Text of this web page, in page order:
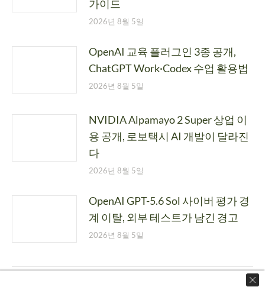
가이드
2026년 8월 5일
OpenAI 교육 플러그인 3종 공개,
ChatGPT Work·Codex 수업 활용법
2026년 8월 5일
NVIDIA Alpamayo 2 Super 상업 이
용 공개, 로보택시 AI 개발이 달라진
다
2026년 8월 5일
OpenAI GPT-5.6 Sol 사이버 평가 경
계 이탈, 외부 테스트가 남긴 경고
2026년 8월 5일